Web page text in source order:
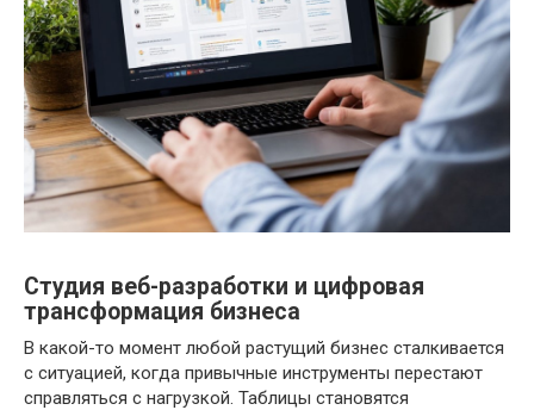
Студия веб-разработки и цифровая
трансформация бизнеса
В какой-то момент любой растущий бизнес сталкивается
с ситуацией, когда привычные инструменты перестают
справляться с нагрузкой. Таблицы становятся